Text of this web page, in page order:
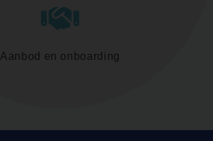
Aanbod en onboarding